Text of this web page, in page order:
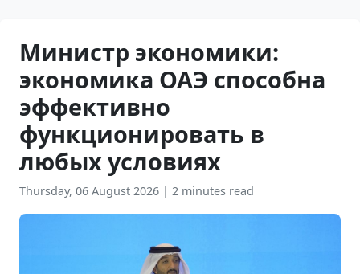
Министр экономики:
экономика ОАЭ способна
эффективно
функционировать в
любых условиях
Thursday, 06 August 2026 | 2 minutes read